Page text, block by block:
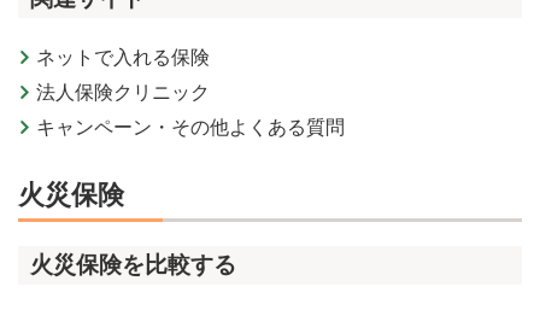
ネットで入れる保険
法人保険クリニック
キャンペーン・その他よくある質問
火災保険
火災保険を比較する